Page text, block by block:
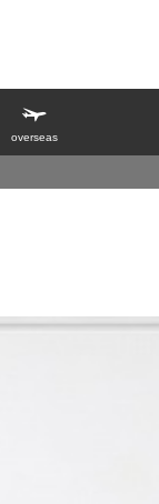
overseas